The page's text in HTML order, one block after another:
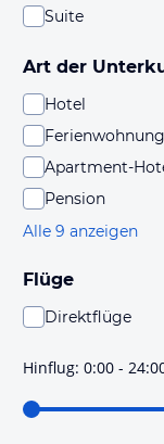
Suite
Art der
Hotel
Ferienwohnung
Apartment-
Pension
Alle 9 anzeigen
Flüge
Direktflüge
hoher
prüfe vor der Buchung
Hinflug: 0:00 -